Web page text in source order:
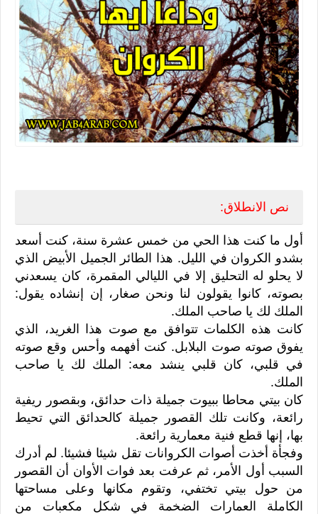
نص الانطلاق:
أول ما كنت هذا الحي من خمس عشرة سنة، كنت أسعد
بشدو الكروان في الليل. هذا الطائر الجميل الأبيض الذي
لا يحلو له التحليق إلا في الليالي المقمرة، كان يسعدني
بصوته، كانوا يقولون لنا ونحن صغار، إن إنشاده يقول:
الملك لك يا صاحب الملك.
كانت هذه الكلمات تتوافق مع صوت هذا الغريد، الذي
يفوق صوته صوت البلابل. كنت أفهمه وأحس وقع صوته
في قلبي، كان قلبي ينشد معه: الملك لك يا صاحب
الملك.
كان بيتي محاطا ببيوت جميلة ذات حدائق، وبقصور ريفية
رائعة، وكانت تلك القصور جميلة كالحدائق التي تحيط
بها، إنها قطع فنية معمارية رائعة.
وفجأة أخذت أصوات الكروانات تقل شيئا فشيئا. لم أدرك
السبب أول الأمر، ثم عرفت بعد فوات الأوان أن القصور
من حول بيتي تختفي، وتقوم مكانها وعلى مساحتها
الكاملة العمارات الضخمة في شكل مكعبات من